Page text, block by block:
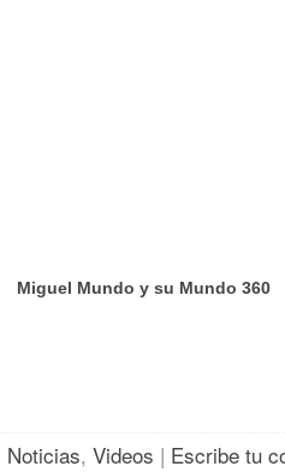
Miguel Mundo y su Mundo 360
Noticias, Videos | Escribe tu